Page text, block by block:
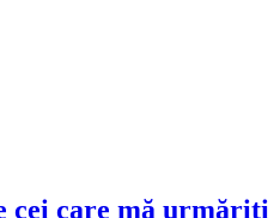
cei care mă urmăriți